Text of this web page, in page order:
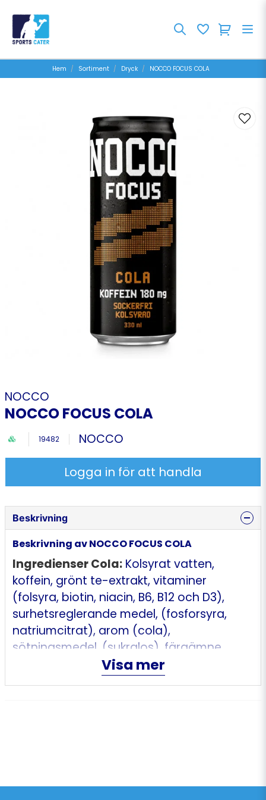
Hem Sortiment Dryck NOCCO FOCUS COLA
NOCCO
NOCCO FOCUS COLA
19482 NOCCO
Logga in för att handla
Beskrivning
Beskrivning av NOCCO FOCUS COLA
Ingredienser Cola: Kolsyrat vatten,
koffein, grönt te-extrakt, vitaminer
(folsyra, biotin, niacin, B6, B12 och D3),
surhetsreglerande medel, (fosforsyra,
natriumcitrat), arom (cola),
sötningsmedel, (sukralos), färgämne
Visa mer